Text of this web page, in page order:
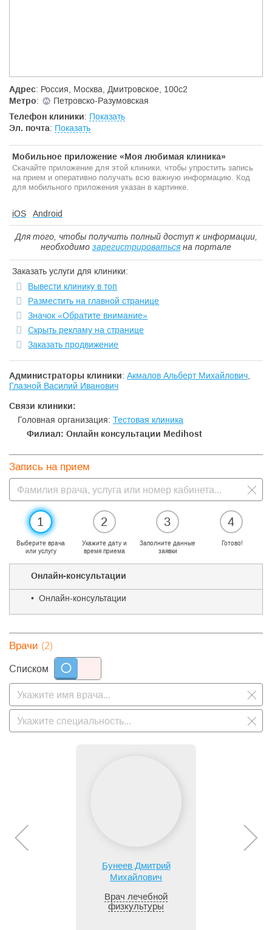
Адрес: Россия, Москва, Дмитровское, 100с2
Метро:
Петровско-Разумовская
Телефон клиники: Показать
Эл. почта: Показать
Мобильное приложение «Моя любимая клиника»
Скачайте приложение для этой клиники, чтобы упростить запись
на прием и оперативно получать всю важную информацию. Код
для мобильного приложения указан в картинке.
iOS Android
Для того, чтобы получить полный доступ к информации,
необходимо зарегистрироватьсяна портале
Заказать услуги для клиники:
Вывести клинику в топ
Разместить на главной странице
Значок «Обратите внимание»
Скрыть рекламу на странице
Заказать продвижение
Администраторы клиники: Акмалов Альберт Михайлович
Глазной Василий Иванович
Связи клиники:
Головная организация: Тестовая клиника
Филиал: Онлайн консультации Medihost
Запись на прием
1
Выберите врача
или услугу
2
Укажите дату и
время приема
3
Заполните данные
заявки
4
Готово!
Онлайн-консультации
• Онлайн-консультации
Врачи (2)
Списком
Бунеев Дмитрий
Михайлович
Врач лечебной
физкультуры